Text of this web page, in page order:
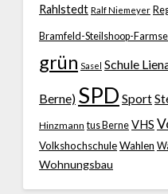
Rahlstedt Ralf Niemeyer
Bramfeld-Steilshoop-
grün Sasel Schule
Berne) SPD Sport
Hinzmann tus Berne VHS
VolkshochschuleWahlen
Wohnungsbau